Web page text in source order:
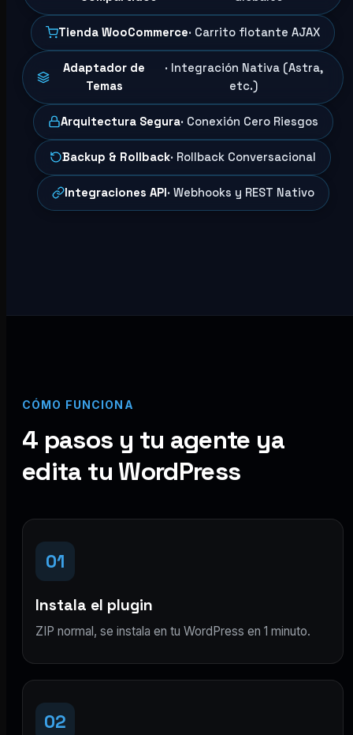
Tienda WooCommerce· Carrito flotante AJAX
Adaptador de
Temas
· Integración Nativa (Astra,
etc.)
Arquitectura Segura· Conexión Cero Riesgos
Backup & Rollback· Rollback Conversacional
Integraciones API· Webhooks y REST Nativo
CÓMO FUNCIONA
4 pasos y tu agente ya
edita tu WordPress
01
Instala el plugin
ZIP normal, se instala en tu WordPress en 1 minuto.
02